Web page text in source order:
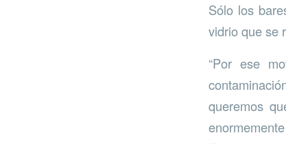
Sólo los
vidrio que se
“Por ese
queremos